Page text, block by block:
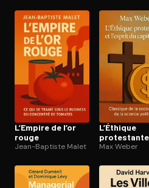
Ouvre l'app Appareil photo,
L’Empire de l’or
rouge
Jean-Baptiste Malet
L’Éthique
l’esprit du
Max Weber